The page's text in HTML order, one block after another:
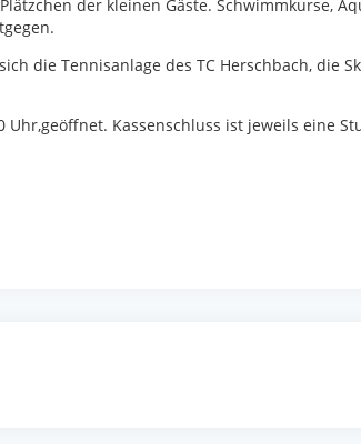
der kleinen Gäste. Schwimmkurse,
die Tennisanlage des TC Herschbach, die
Kassenschluss ist jeweils eine